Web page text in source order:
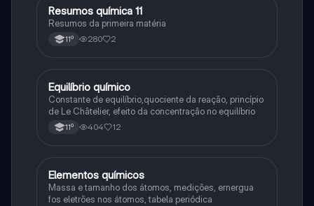
Química
Resumos química 11
Resumos da primeira matéria
11º 280 2
Química
Equilíbrio químico
Constante de equilíbrio,quociente da reação, princípio
de Le Châtelier, efeito da concentração no equilíbrio
11º 404 12
Química
Elementos químicos
Massa e tamanho dos átomos, medições, ernergua
fos eletrões nos átomos, tabela periódica